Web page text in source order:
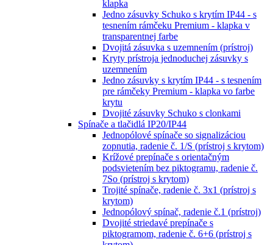
klapka
Jedno zásuvky Schuko s krytím IP44 - s
tesnením rámčeku Premium - klapka v
transparentnej farbe
Dvojitá zásuvka s uzemnením (prístroj)
Kryty prístroja jednoduchej zásuvky s
uzemnením
Jedno zásuvky s krytím IP44 - s tesnením
pre rámčeky Premium - klapka vo farbe
krytu
Dvojité zásuvky Schuko s clonkami
Spínače a tlačidlá IP20/IP44
Jednopólové spínače so signalizáciou
zopnutia, radenie č. 1/S (prístroj s krytom)
Krížové prepínače s orientačným
podsvietením bez piktogramu, radenie č.
7So (prístroj s krytom)
Trojité spínače, radenie č. 3x1 (prístroj s
krytom)
Jednopólový spínač, radenie č.1 (prístroj)
Dvojité striedavé prepínače s
piktogramom, radenie č. 6+6 (prístroj s